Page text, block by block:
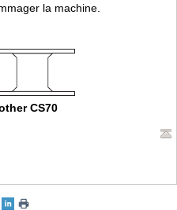
la machine.
CS70